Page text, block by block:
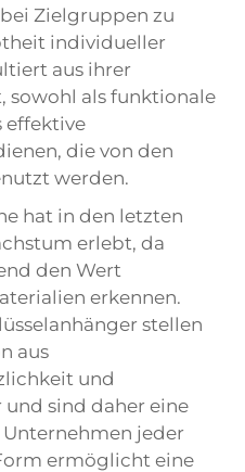
Zielgruppen zu
individueller
aus ihrer
sowohl als funktionale
effektive
die von den
werden.
hat in den letzten
erlebt, da
den Wert
erkennen.
stellen
aus
und
sind daher eine
jeder
ermöglicht eine